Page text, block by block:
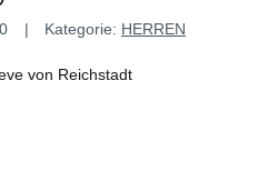
Kategorie: HERREN
von Reichstadt